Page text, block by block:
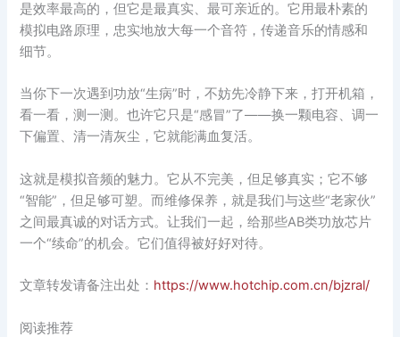
是效率最高的，但它是最真实、最可亲近的。它用最朴素的
模拟电路原理，忠实地放大每一个音符，传递音乐的情感和
细节。
当你下一次遇到功放“生病”时，不妨先冷静下来，打开机箱，
看一看，测一测。也许它只是“感冒”了——换一颗电容、调一
下偏置、清一清灰尘，它就能满血复活。
这就是模拟音频的魅力。它从不完美，但足够真实；它不够
“智能”，但足够可塑。而维修保养，就是我们与这些“老家伙”
之间最真诚的对话方式。让我们一起，给那些AB类功放芯片
一个“续命”的机会。它们值得被好好对待。
文章转发请备注出处： https://www.hotchip.com.cn/bjzral/
阅读推荐